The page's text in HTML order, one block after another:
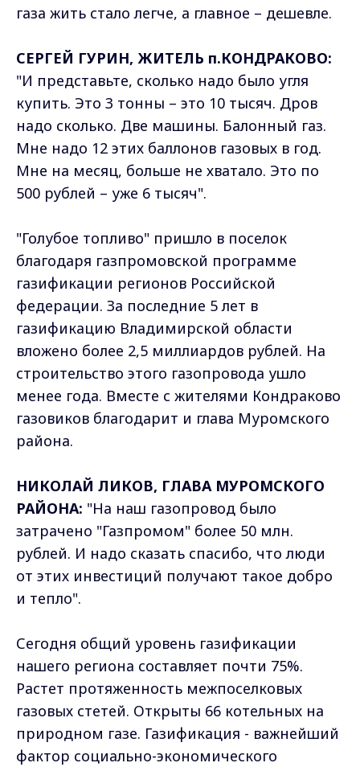
газа жить стало легче, а главное – дешевле.
СЕРГЕЙ ГУРИН, ЖИТЕЛЬ п.КОНДРАКОВО:
"И представьте, сколько надо было угля
купить. Это 3 тонны – это 10 тысяч. Дров
надо сколько. Две машины. Балонный газ.
Мне надо 12 этих баллонов газовых в год.
Мне на месяц, больше не хватало. Это по
500 рублей – уже 6 тысяч".
"Голубое топливо" пришло в поселок
благодаря газпромовской программе
газификации регионов Российской
федерации. За последние 5 лет в
газификацию Владимирской области
вложено более 2,5 миллиардов рублей. На
строительство этого газопровода ушло
менее года. Вместе с жителями Кондраково
газовиков благодарит и глава Муромского
района.
НИКОЛАЙ ЛИКОВ, ГЛАВА МУРОМСКОГО
РАЙОНА: "На наш газопровод было
затрачено "Газпромом" более 50 млн.
рублей. И надо сказать спасибо, что люди
от этих инвестиций получают такое добро
и тепло".
Сегодня общий уровень газификации
нашего региона составляет почти 75%.
Растет протяженность межпоселковых
газовых стетей. Открыты 66 котельных на
природном газе. Газификация - важнейший
фактор социально-экономического